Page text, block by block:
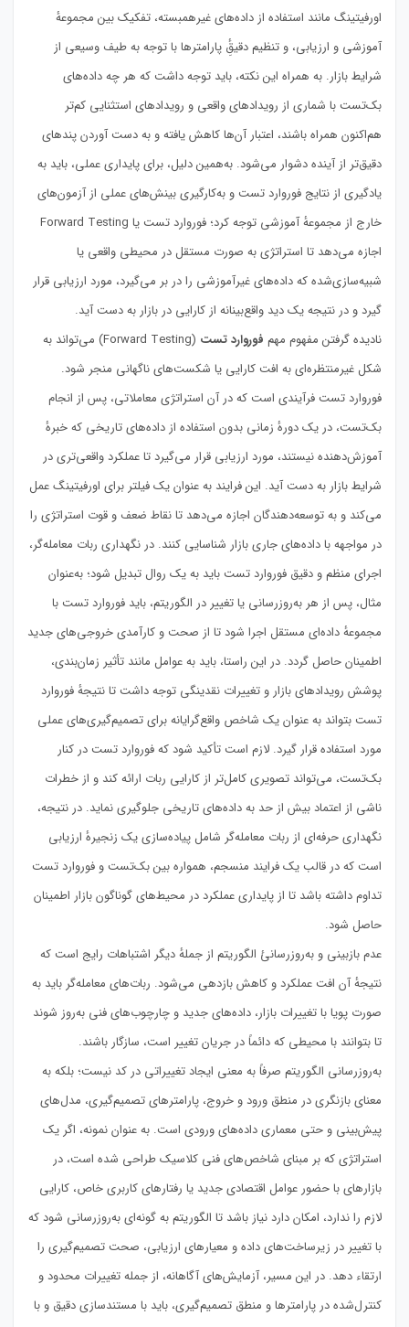
اورفیتینگ مانند استفاده از داده‌های غیرهمبسته، تفکیک بین مجموعهٔ
آموزشی و ارزیابی، و تنظیم دقیقِٔ پارامترها با توجه به طیف وسیعی از
شرایط بازار. به همراه این نکته، باید توجه داشت که هر چه داده‌های
بک‌تست با شماری از رویدادهای واقعی و رویدادهای استثنایی کم‌تر
هم‌اکنون همراه باشند، اعتبار آن‌ها کاهش یافته و به دست آوردن پندهای
دقیق‌تر از آینده دشوار می‌شود. به‌همین دلیل، برای پایداری عملی، باید به
یادگیری از نتایج فوروارد تست و به‌کارگیری بینش‌های عملی از آزمون‌های
خارج از مجموعهٔ آموزشی توجه کرد؛ فوروارد تست یا Forward Testing
اجازه می‌دهد تا استراتژی به صورت مستقل در محیطی واقعی یا
شبیه‌سازی‌شده که داده‌های غیرآموزشی را در بر می‌گیرد، مورد ارزیابی قرار
گیرد و در نتیجه یک دید واقع‌بینانه از کارایی در بازار به دست آید.
نادیده گرفتن مفهوم مهم فوروارد تست
(Forward Testing) می‌تواند به
شکل غیرمنتظره‌ای به افت کارایی یا شکست‌های ناگهانی منجر شود.
فوروارد تست فرآیندی است که در آن استراتژی معاملاتی، پس از انجام
بک‌تست، در یک دورهٔ زمانی بدون استفاده از داده‌های تاریخی که خبرهٔ
آموزش‌دهنده نیستند، مورد ارزیابی قرار می‌گیرد تا عملکرد واقعی‌تری در
شرایط بازار به دست آید. این فرایند به عنوان یک فیلتر برای اورفیتینگ عمل
می‌کند و به توسعه‌دهندگان اجازه می‌دهد تا نقاط ضعف و قوت استراتژی را
در مواجهه با داده‌های جاری بازار شناسایی کنند. در نگهداری ربات معامله‌گر،
اجرای منظم و دقیق فوروارد تست باید به یک روال تبدیل شود؛ به‌عنوان
مثال، پس از هر به‌روزرسانی یا تغییر در الگوریتم، باید فوروارد تست با
مجموعهٔ داده‌ای مستقل اجرا شود تا از صحت و کارآمدی خروجی‌های جدید
اطمینان حاصل گردد. در این راستا، باید به عوامل مانند تأثیر زمان‌بندی،
پوشش رویدادهای بازار و تغییرات نقدینگی توجه داشت تا نتیجهٔ فوروارد
تست بتواند به عنوان یک شاخص واقع‌گرایانه برای تصمیم‌گیری‌های عملی
مورد استفاده قرار گیرد. لازم است تأکید شود که فوروارد تست در کنار
بک‌تست، می‌تواند تصویری کامل‌تر از کارایی ربات ارائه کند و از خطرات
ناشی از اعتماد بیش از حد به داده‌های تاریخی جلوگیری نماید. در نتیجه،
نگهداری حرفه‌ای از ربات معامله‌گر شامل پیاده‌سازی یک زنجیرهٔ ارزیابی
است که در قالب یک فرایند منسجم، همواره بین بک‌تست و فوروارد تست
تداوم داشته باشد تا از پایداری عملکرد در محیط‌های گوناگون بازار اطمینان
حاصل شود.
عدم بازبینی و به‌روزرسانیٔ الگوریتم از جملهٔ دیگر اشتباهات رایج است که
نتیجهٔ آن افت عملکرد و کاهش بازدهی می‌شود. ربات‌های معامله‌گر باید به
صورت پویا با تغییرات بازار، داده‌های جدید و چارچوب‌های فنی به‌روز شوند
تا بتوانند با محیطی که دائماً در جریان تغییر است، سازگار باشند.
به‌روزرسانی الگوریتم صرفاً به معنی ایجاد تغییراتی در کد نیست؛ بلکه به
معنای بازنگری در منطق ورود و خروج، پارامترهای تصمیم‌گیری، مدل‌های
پیش‌بینی و حتی معماری داده‌های ورودی است. به عنوان نمونه، اگر یک
استراتژی که بر مبنای شاخص‌های فنی کلاسیک طراحی شده است، در
بازارهای با حضور عوامل اقتصادی جدید یا رفتارهای کاربری خاص، کارایی
لازم را ندارد، امکان دارد نیاز باشد تا الگوریتم به گونه‌ای به‌روزرسانی شود که
با تغییر در زیرساخت‌های داده و معیارهای ارزیابی، صحت تصمیم‌گیری را
ارتقاء دهد. در این مسیر، آزمایش‌های آگاهانه، از جمله تغییرات محدود و
کنترل‌شده در پارامترها و منطق تصمیم‌گیری، باید با مستندسازی دقیق و با